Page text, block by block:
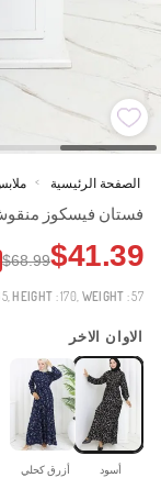
الصفحة الرئيسية >
فستان فيسكوز منقوش بالزهور
$41.39
$68.99
HEIGHT : 170, WEIGHT : 57
الاوان الاخر
أسود أزرق كحلي